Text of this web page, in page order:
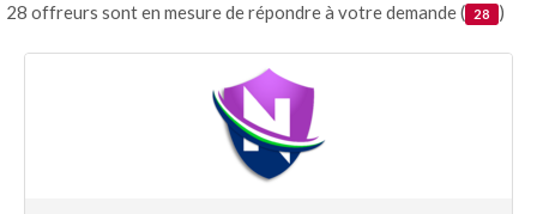
28 offreurs sont en mesure de répondre à votre demande ( 28 )